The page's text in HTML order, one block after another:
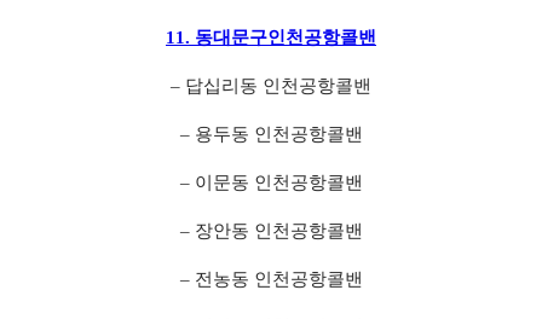
11. 동대문구인천공항콜밴
– 답십리동 인천공항콜밴
– 용두동 인천공항콜밴
– 이문동 인천공항콜밴
– 장안동 인천공항콜밴
– 전농동 인천공항콜밴